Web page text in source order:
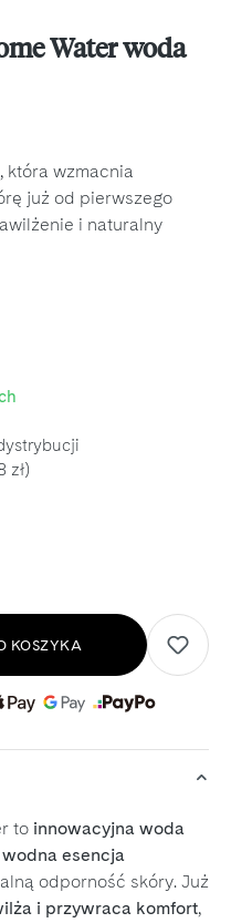
Water woda
która wzmacnia
już od pierwszego
i naturalny
zł)
KOSZYKA
to innowacyjna woda
esencja
odporność skóry. Już
i przywraca komfort,